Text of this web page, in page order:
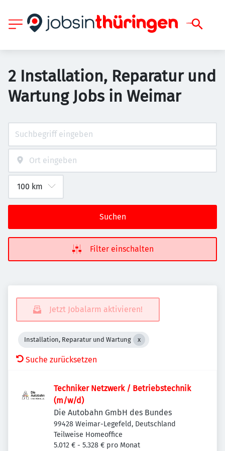
2 Installation, Reparatur und
Wartung Jobs in Weimar
Suchen
Filter einschalten
Jetzt Jobalarm aktivieren!
Installation, Reparatur und Wartung
Suche zurücksetzen
Techniker Netzwerk / Betriebstechnik
(m/w/d)
Die Autobahn GmbH des Bundes
99428 Weimar-Legefeld, Deutschland
Teilweise Homeoffice
5.012 € - 5.328 € pro Monat